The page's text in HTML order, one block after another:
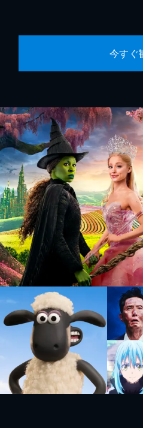
今すぐ